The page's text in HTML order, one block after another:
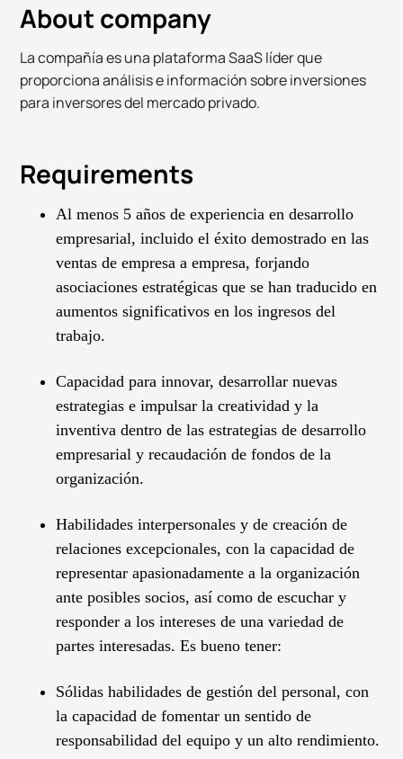
About company
La compañía es una plataforma SaaS líder que
proporciona análisis e información sobre inversiones
para inversores del mercado privado.
Requirements
Al menos 5 años de experiencia en desarrollo
empresarial, incluido el éxito demostrado en las
ventas de empresa a empresa, forjando
asociaciones estratégicas que se han traducido en
aumentos significativos en los ingresos del
trabajo.
Capacidad para innovar, desarrollar nuevas
estrategias e impulsar la creatividad y la
inventiva dentro de las estrategias de desarrollo
empresarial y recaudación de fondos de la
organización.
Habilidades interpersonales y de creación de
relaciones excepcionales, con la capacidad de
representar apasionadamente a la organización
ante posibles socios, así como de escuchar y
responder a los intereses de una variedad de
partes interesadas. Es bueno tener:
Sólidas habilidades de gestión del personal, con
la capacidad de fomentar un sentido de
responsabilidad del equipo y un alto rendimiento.